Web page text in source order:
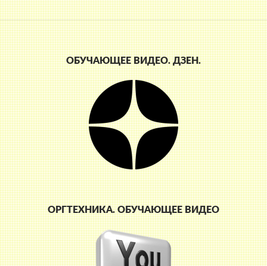
ОБУЧАЮЩЕЕ ВИДЕО. ДЗЕН.
ОРГТЕХНИКА. ОБУЧАЮЩЕЕ ВИДЕО